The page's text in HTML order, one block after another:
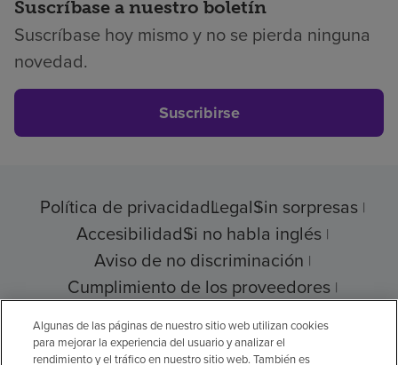
Suscríbase a nuestro boletín
Suscríbase hoy mismo y no se pierda ninguna
novedad.
Suscribirse
Política de privacidadLegalSin sorpresas
AccesibilidadSi no habla inglés
Aviso de no discriminación
Cumplimiento de los proveedores
Algunas de las páginas de nuestro sitio web utilizan cookies
para mejorar la experiencia del usuario y analizar el
rendimiento y el tráfico en nuestro sitio web. También es